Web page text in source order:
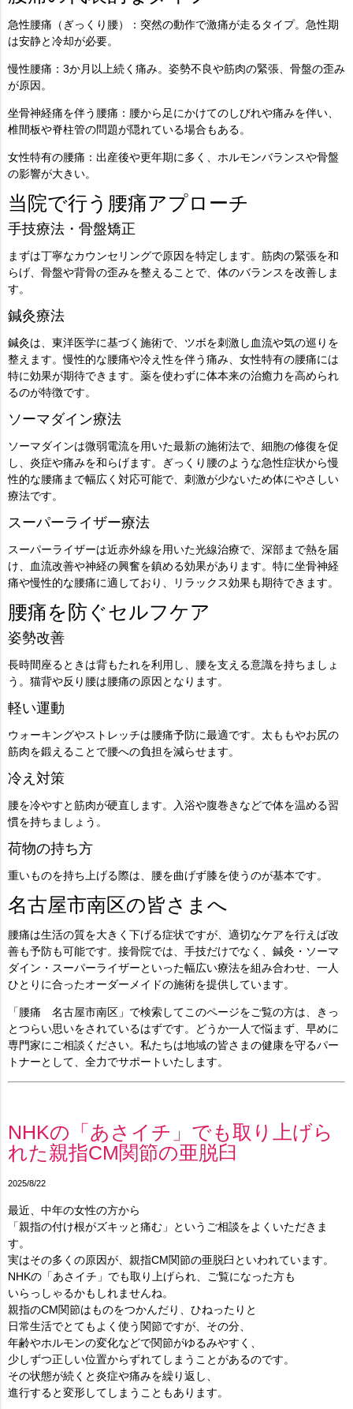
急性腰痛（ぎっくり腰）
：突然の動作で激痛が走るタイプ。急性期
は安静と冷却が必要。
慢性腰痛 ：3か月以上続く痛み。姿勢不良や筋肉の緊張、骨盤の歪み
が原因。
坐骨神経痛を伴う腰痛 ：腰から足にかけてのしびれや痛みを伴い、
椎間板や脊柱管の問題が隠れている場合もある。
女性特有の腰痛 ：出産後や更年期に多く、ホルモンバランスや骨盤
の影響が大きい。
当院で行う腰痛アプローチ
手技療法・骨盤矯正
まずは丁寧なカウンセリングで原因を特定します。筋肉の緊張を和
らげ、骨盤や背骨の歪みを整えることで、体のバランスを改善しま
す。
鍼灸療法
鍼灸は、東洋医学に基づく施術で、ツボを刺激し血流や気の巡りを
整えます。慢性的な腰痛や冷え性を伴う痛み、女性特有の腰痛には
特に効果が期待できます。薬を使わずに体本来の治癒力を高められ
るのが特徴です。
ソーマダイン療法
ソーマダインは微弱電流を用いた最新の施術法で、細胞の修復を促
し、炎症や痛みを和らげます。ぎっくり腰のような急性症状から慢
性的な腰痛まで幅広く対応可能で、刺激が少ないため体にやさしい
療法です。
スーパーライザー療法
スーパーライザーは近赤外線を用いた光線治療で、深部まで熱を届
け、血流改善や神経の興奮を鎮める効果があります。特に坐骨神経
痛や慢性的な腰痛に適しており、リラックス効果も期待できます。
腰痛を防ぐセルフケア
姿勢改善
長時間座るときは背もたれを利用し、腰を支える意識を持ちましょ
う。猫背や反り腰は腰痛の原因となります。
軽い運動
ウォーキングやストレッチは腰痛予防に最適です。太ももやお尻の
筋肉を鍛えることで腰への負担を減らせます。
冷え対策
腰を冷やすと筋肉が硬直します。入浴や腹巻きなどで体を温める習
慣を持ちましょう。
荷物の持ち方
重いものを持ち上げる際は、腰を曲げず膝を使うのが基本です。
名古屋市南区の皆さまへ
腰痛は生活の質を大きく下げる症状ですが、適切なケアを行えば改
善も予防も可能です。接骨院では、手技だけでなく、 鍼灸・ソーマ
ダイン・スーパーライザーといった幅広い療法を組み合わせ、一人
ひとりに合ったオーダーメイドの施術を提供しています。
「腰痛 名古屋市南区」で検索してこのページをご覧の方は、きっ
とつらい思いをされているはずです。どうか一人で悩まず、早めに
専門家にご相談ください。私たちは地域の皆さまの健康を守るパー
トナーとして、全力でサポートいたします。
NHKの「あさイチ」でも取り上げら
れた親指CM関節の亜脱臼
2025/8/22
最近、中年の女性の方から
「親指の付け根がズキッと痛む」というご相談をよくいただきま
す。
実はその多くの原因が、親指CM関節の亜脱臼といわれています。
NHKの「あさイチ」でも取り上げられ、ご覧になった方も
いらっしゃるかもしれませんね。
親指のCM関節はものをつかんだり、ひねったりと
日常生活でとてもよく使う関節ですが、その分、
年齢やホルモンの変化などで関節がゆるみやすく、
少しずつ正しい位置からずれてしまうことがあるのです。
その状態が続くと炎症や痛みを繰り返し、
進行すると変形してしまうこともあります。